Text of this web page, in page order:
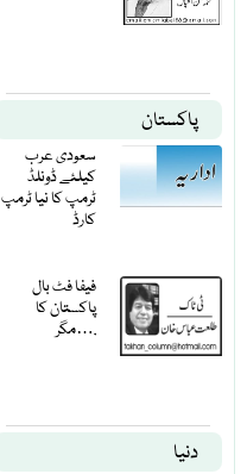
پاکستان
سعودی عرب
کیلئے ڈونلڈ
ٹرمپ کا نیا ٹرمپ
کارڈ
فیفا فٹ بال
پاکستان کا
مگر….
دنیا